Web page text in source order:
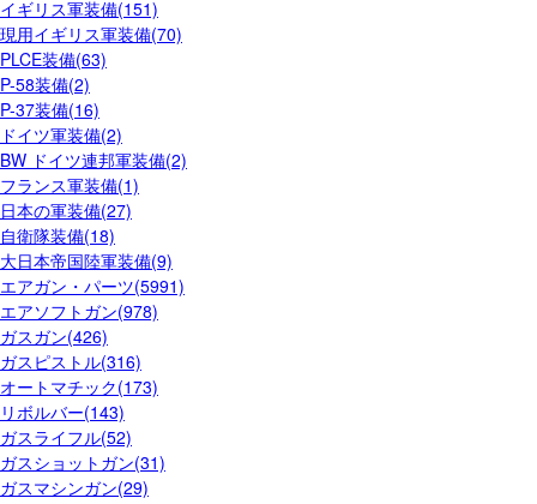
イギリス軍装備(151)
現用イギリス軍装備(70)
PLCE装備(63)
P-58装備(2)
P-37装備(16)
ドイツ軍装備(2)
BW ドイツ連邦軍装備(2)
フランス軍装備(1)
日本の軍装備(27)
自衛隊装備(18)
大日本帝国陸軍装備(9)
エアガン・パーツ(5991)
エアソフトガン(978)
ガスガン(426)
ガスピストル(316)
オートマチック(173)
リボルバー(143)
ガスライフル(52)
ガスショットガン(31)
ガスマシンガン(29)